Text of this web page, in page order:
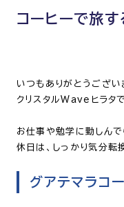
コーヒーで旅
いつもありがとうござい
クリスタルWaveヒラタで
お仕事や勉学に勤しんで
休日は、しっかり気分転
グアテマラコ